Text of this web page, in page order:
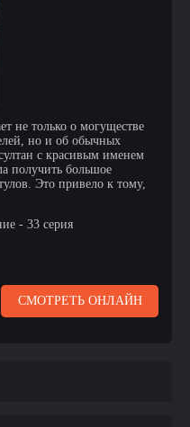
не только о могуществе
но и об обычных
с красивым именем
получить большое
Это привело к тому,
- 33 серия
СМОТРЕТЬ ОНЛАЙН